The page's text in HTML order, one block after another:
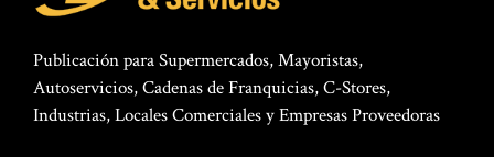
Publicación para Supermercados, Mayoristas,
Autoservicios, Cadenas de Franquicias, C-Stores,
Industrias, Locales Comerciales y Empresas Proveedoras